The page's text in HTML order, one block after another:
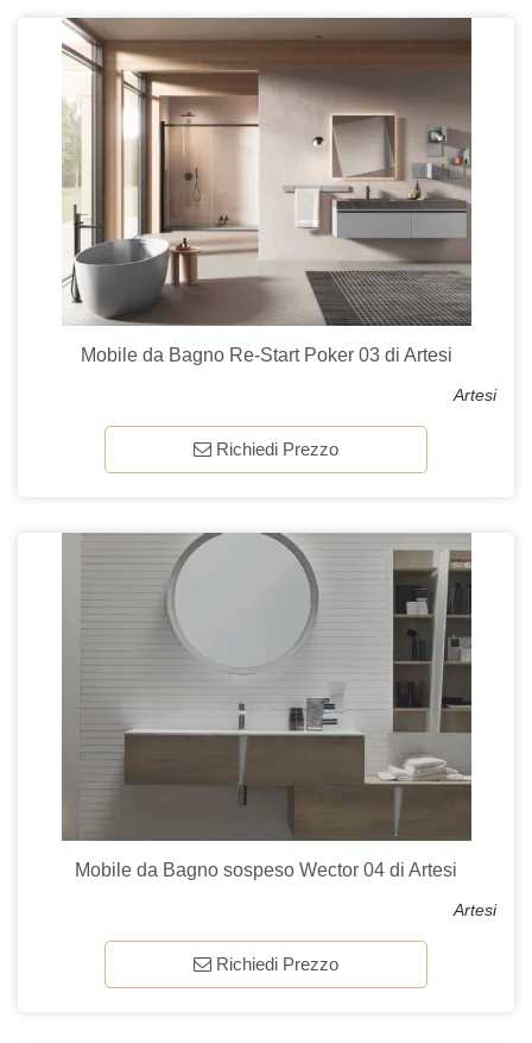
Mobile da Bagno Re-Start Poker 03 di Artesi
Artesi
Richiedi Prezzo
Mobile da Bagno sospeso Wector 04 di Artesi
Artesi
Richiedi Prezzo